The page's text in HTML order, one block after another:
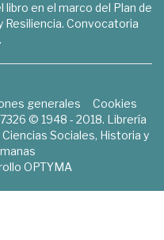
en el marco del Plan de
Resiliencia. Convocatoria
generales
Cookies
© 1948 - 2018. Librería
Sociales, Historia y
OPTYMA